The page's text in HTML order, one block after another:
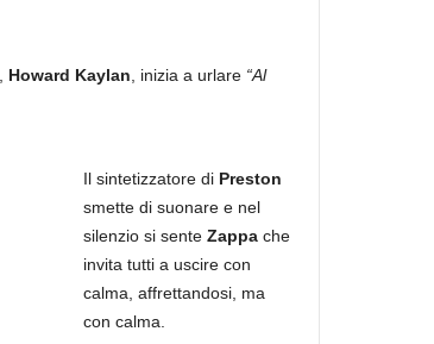
Howard Kaylan , inizia a urlare “Al
Il sintetizzatore di Preston
smette di suonare e nel
silenzio si sente Zappa che
invita tutti a uscire con
calma, affrettandosi, ma
con calma.